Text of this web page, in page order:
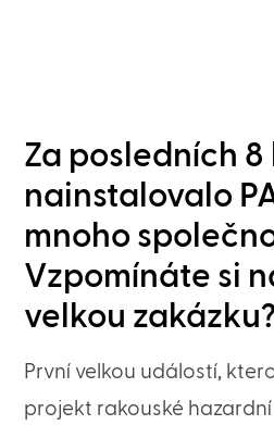
Za posledních 8
nainstalovalo
mnoho
Vzpomínáte si
velkou zakázku?
První velkou událostí,
projekt rakouské